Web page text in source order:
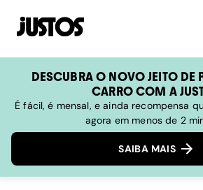
DESCUBRA O NOVO JEITO DE
CARRO COM A
É fácil, é mensal, e ainda recompensa
agora em menos de 2
SAIBA MAIS